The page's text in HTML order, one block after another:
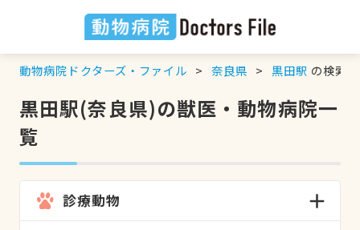
動物病院ドクターズ・ファイル 奈良県 黒田駅 の検索
黒田駅(奈良県)の獣医・動物病院一
覧
診療動物